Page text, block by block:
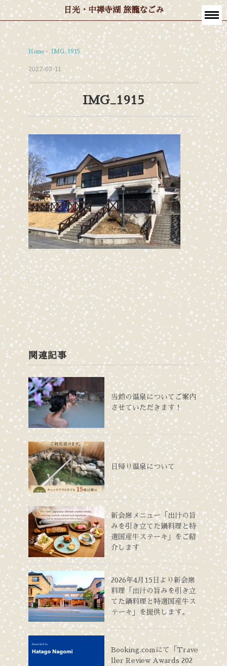
日光・中禅寺湖 旅籠なごみ
Home › IMG_1915
2022-03-11
IMG_1915
関連記事
当館の温泉についてご案内
させていただきます！
日帰り温泉について
新会席メニュー「出汁の旨
みを引き立てた鍋料理と特
選国産牛ステーキ」をご紹
介します
2026年4月15日より新会席
料理「出汁の旨みを引き立
てた鍋料理と特選国産牛ス
テーキ」を提供します。
Booking.comにて「Trave
ller Review Awards 202